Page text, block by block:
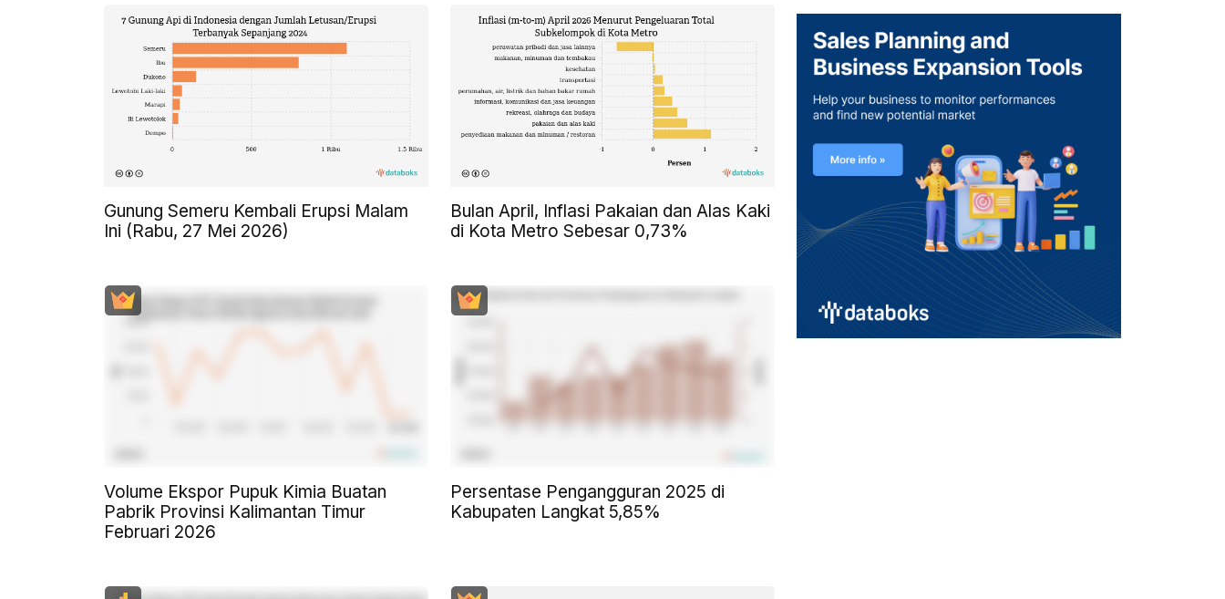
Gunung Semeru Kembali Erupsi Malam
Ini (Rabu, 27 Mei 2026)
Bulan April, Inflasi Pakaian dan Alas Kaki
di Kota Metro Sebesar 0,73%
Volume Ekspor Pupuk Kimia Buatan
Pabrik Provinsi Kalimantan Timur
Februari 2026
Persentase Pengangguran 2025 di
Kabupaten Langkat 5,85%